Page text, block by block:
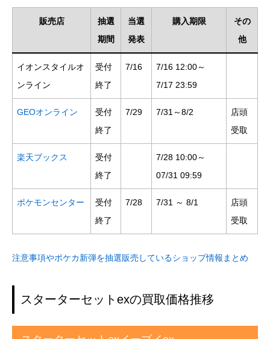
販売店
抽選
期間
当選
発表
購入期限
その
他
イオンスタイルオ
ンライン
受付
終了
7/16
7/16 12:00～
7/17 23:59
GEOオンライン
受付
終了
7/29 7/31～8/2
店頭
受取
楽天ブックス
受付
終了
7/28 10:00～
07/31 09:59
ポケモンセンター
受付
終了
7/28 7/31 ～ 8/1
店頭
受取
注意事項やポケカ新弾を抽選販売しているショップ情報まとめ
スターターセットexの買取価格推移